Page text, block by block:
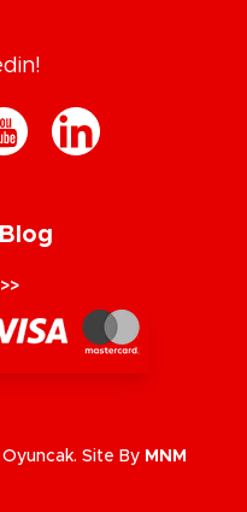
Site By MNM